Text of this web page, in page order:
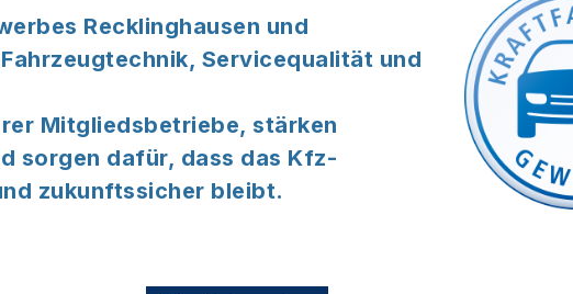
Recklinghausen und
Servicequalität und
Mitgliedsbetriebe, stärken
sorgen dafür, dass das Kfz-
zukunftssicher bleibt.